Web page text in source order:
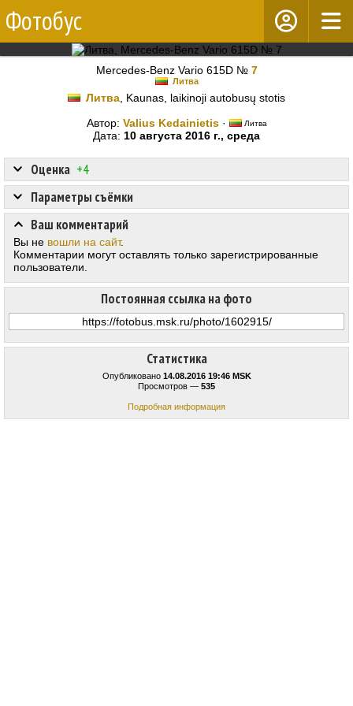
Фотобус
Mercedes-Benz Vario 615D № 7
Литва
Литва , Kaunas, laikinoji autobusų stotis
Автор: Valius Kedainietis· Литва
Дата: 10 августа 2016 г., среда
Статистика
Опубликовано 14.08.2016 19:46 MSK
Просмотров — 535
Подробная информация
Оценка +4
Постоянная ссылка на фото
Параметры съёмки
Ваш комментарий
Вы не вошли на сайт.
Комментарии могут оставлять только зарегистрированные
пользователи.